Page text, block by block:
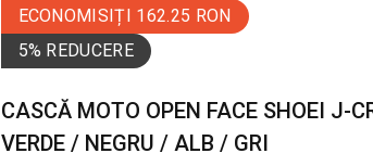
ECONOMISIȚI 162.25 RON
5% REDUCERE
CASCĂ MOTO OPEN FACE SHOEI J-
VERDE / NEGRU / ALB / GRI